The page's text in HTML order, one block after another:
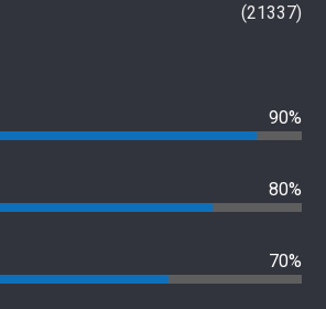
21337
90%
80%
70%